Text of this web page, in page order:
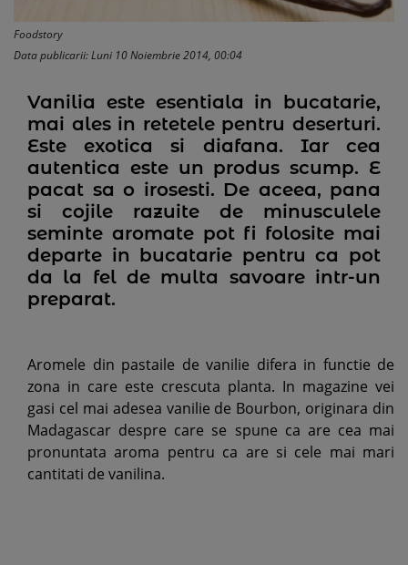
Foodstory
Data publicarii: Luni 10 Noiembrie 2014, 00:04
Vanilia este esentiala in bucatarie,
mai ales in retetele pentru deserturi.
Este exotica si diafana. Iar cea
autentica este un produs scump. E
pacat sa o irosesti. De aceea, pana
si cojile razuite de minusculele
seminte aromate pot fi folosite mai
departe in bucatarie pentru ca pot
da la fel de multa savoare intr-un
preparat.
Aromele din pastaile de vanilie difera in functie de
zona in care este crescuta planta. In magazine vei
gasi cel mai adesea vanilie de Bourbon, originara din
Madagascar despre care se spune ca are cea mai
pronuntata aroma pentru ca are si cele mai mari
cantitati de vanilina.